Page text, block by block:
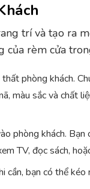
trí và tạo ra
rèm cửa
phòng khách.
màu sắc và chất
phòng khách.
TV, đọc sách,
cần, bạn có thể